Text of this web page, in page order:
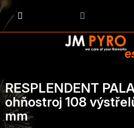
Přejít
na
obsah
RESPLENDENT
ohňostroj 108
mm